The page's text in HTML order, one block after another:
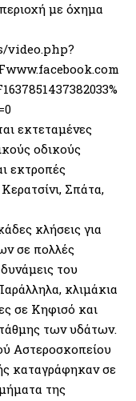
με όχημα
video.php?
εκτεταμένες
οδικούς
εκτροπές
Σπάτα,
κλήσεις για
σε πολλές
του
κλιμάκια
σε Κηφισό και
των υδάτων.
Αστεροσκοπείου
καταγράφηκαν σε
της